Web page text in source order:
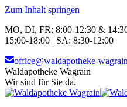
Zum Inhalt springen
MO, DI, FR: 8:00-12:30 &
15:00-18:00 | SA: 8:30-12:00
office@waldapotheke-
Waldapotheke Wagrain
Wir sind für Sie da.